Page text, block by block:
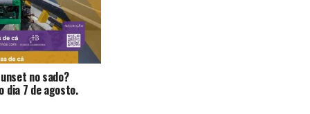
no sado?
dia 7 de agosto.